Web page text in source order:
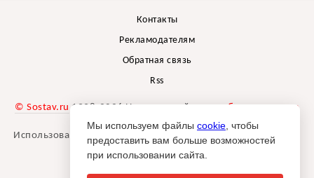
Контакты
Рекламодателям
Обратная связь
Rss
© Sostav.ru 1998-2026 Независимый проектбрендингового
агентства Depot
Использование материалов Sostav.ru допустимо только при
указании источника.
Мы используем файлы cookie , чтобы
предоставить вам больше возможностей
при использовании сайта.